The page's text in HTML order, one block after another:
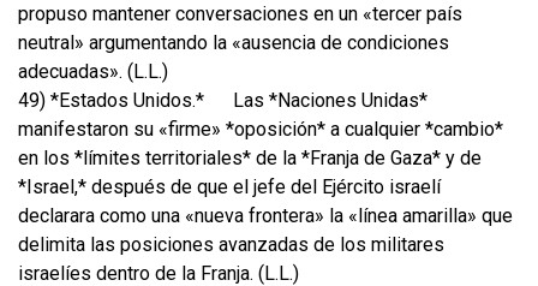
propuso mantener conversaciones en un «tercer país
neutral» argumentando la «ausencia de condiciones
adecuadas». (L.L.)
49) *Estados Unidos.*
Las *Naciones Unidas*
manifestaron su «firme» *oposición* a cualquier *cambio*
en los *límites territoriales* de la *Franja de Gaza* y de
*Israel,* después de que el jefe del Ejército israelí
declarara como una «nueva frontera» la «línea amarilla» que
delimita las posiciones avanzadas de los militares
israelíes dentro de la Franja. (L.L.)